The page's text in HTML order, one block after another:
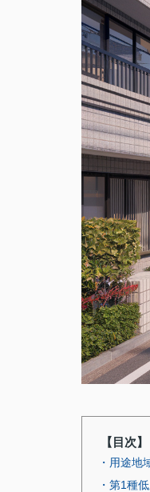
【目次】
・用途地
・第1種